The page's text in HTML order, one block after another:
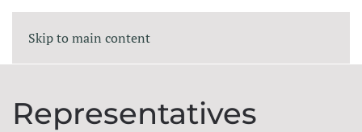
Skip to main content
Representatives